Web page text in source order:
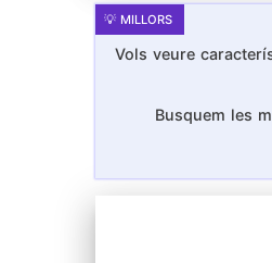
Vols veure
Busquem les